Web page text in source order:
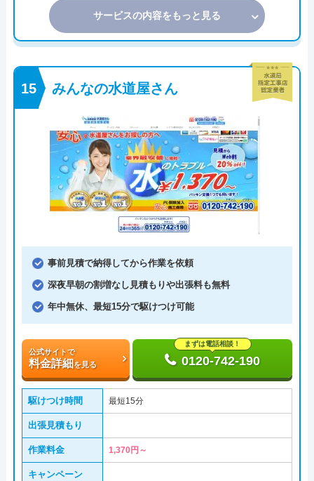
サービスの内容をもっと見る
みんなの水道屋さん
事前見積で納得してから作業を依頼
深夜早朝の割増なし見積もりや出張料も無料
年中無休、最短15分で駆けつけ可能
公式サイトで
料金詳細を見る
まずは電話相談！
0120-742-190
駆けつけ時間 最短15分
出張見積もり
作業料金 1,370円～
キャンペーン